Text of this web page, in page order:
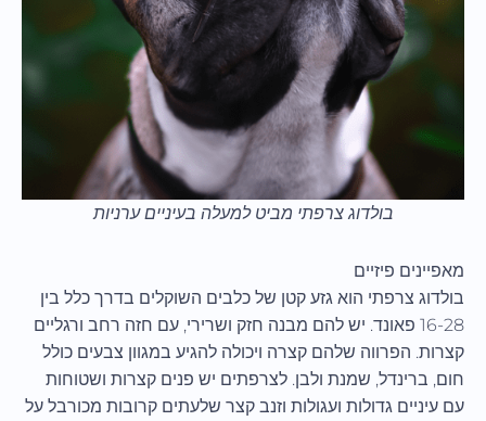
בולדוג צרפתי מביט למעלה בעיניים ערניות
מאפיינים פיזיים
בולדוג צרפתי הוא גזע קטן של כלבים השוקלים בדרך כלל בין
16-28 פאונד. יש להם מבנה חזק ושרירי, עם חזה רחב ורגליים
קצרות. הפרווה שלהם קצרה ויכולה להגיע במגוון צבעים כולל
חום, ברינדל, שמנת ולבן. לצרפתים יש פנים קצרות ושטוחות
עם עיניים גדולות ועגולות וזנב קצר שלעתים קרובות מכורבל על